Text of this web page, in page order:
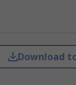
能仪表，能够完
Download